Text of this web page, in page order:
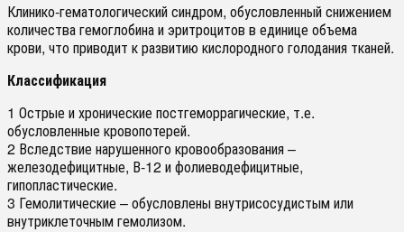
Клинико-гематологический синдром, обусловленный снижением
количества гемоглобина и эритроцитов в единице объема
крови, что приводит к развитию кислородного голодания тканей.
Классификация
1 Острые и хронические постгеморрагические, т.е.
обусловленные кровопотерей.
2 Вследствие нарушенного кровообразования –
железодефицитные, В-12 и фолиеводефицитные,
гипопластические.
3 Гемолитические – обусловлены внутрисосудистым или
внутриклеточным гемолизом.